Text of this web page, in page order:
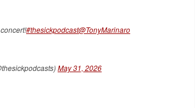
#thesickpodcast@TonyMarinaro
May 31, 2026